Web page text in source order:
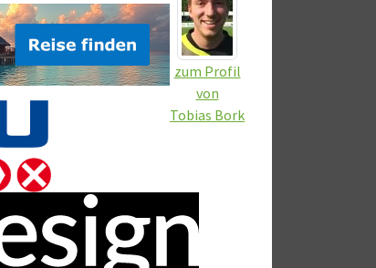
zum Profil
von
Tobias Bork